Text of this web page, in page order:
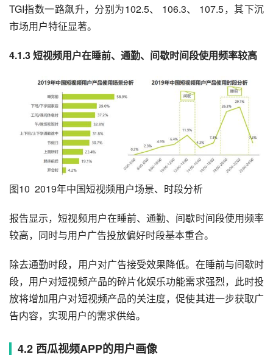
TGI指数一路飙升，分别为102.5、 106.3、 107.5，其下沉
市场用户特征显著。
4.1.3 短视频用户在睡前、通勤、间歇时间段使用频率较高
图10  2019年中国短视频用户场景、时段分析
报告显示，短视频用户在睡前、通勤、间歇时间段使用频率
较高，同时与用户广告投放偏好时段基本重合。
除去通勤时段，用户对广告接受效果降低。在睡前与间歇时
段，用户对短视频产品的碎片化娱乐功能需求强烈，此时投
放将增加用户对短视频产品的关注度，促使其进一步获取广
告内容，实现用户的需求供给。
4.2 西瓜视频APP的用户画像